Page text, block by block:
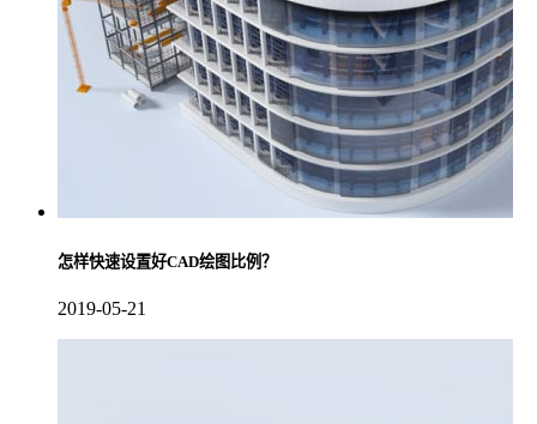
怎样快速设置好CAD绘图比例？
2019-05-21